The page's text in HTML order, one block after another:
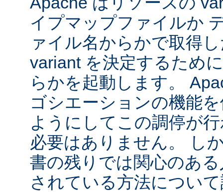
イプマップファイルか
ァイル名からかで取得
variant を決定するため
らかを起動します。
ゴシエーションの機能
ようにしてこの調停が
必要はありません。 し
書の残りでは関心のあ
されている方法につい